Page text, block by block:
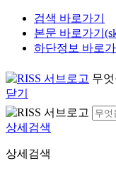
검색 바로가기
본문 바로가기
하단정보 바로가
무
닫기
상세검색
상세검색